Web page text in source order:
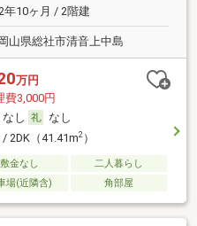
年10ヶ月 / 2階建
岡山県総社市清音上中島
万円
費3,000円
なし
なし
/ 2DK（41.41m2）
敷金なし
二人暮らし
場(近隣含) 角部屋